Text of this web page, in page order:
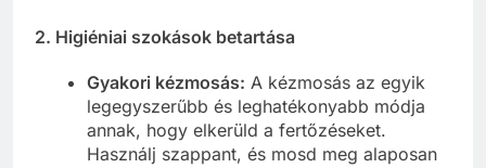
2. Higiéniai szokások betartása
Gyakori kézmosás: A kézmosás az egyik
legegyszerűbb és leghatékonyabb módja
annak, hogy elkerüld a fertőzéseket.
Használj szappant, és mosd meg alaposan